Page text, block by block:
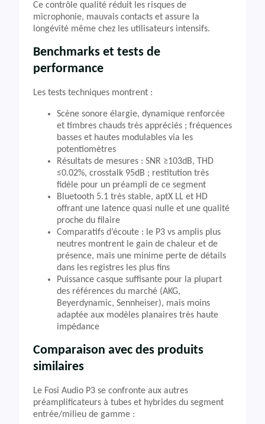
Ce contrôle qualité réduit les risques de
microphonie, mauvais contacts et assure la
longévité même chez les utilisateurs intensifs.
Benchmarks et tests de
performance
Les tests techniques montrent :
Scène sonore élargie, dynamique renforcée
et timbres chauds très appréciés ; fréquences
basses et hautes modulables via les
potentiomètres
Résultats de mesures : SNR ≥103dB, THD
≤0.02%, crosstalk 95dB ; restitution très
fidèle pour un préampli de ce segment
Bluetooth 5.1 très stable, aptX LL et HD
offrant une latence quasi nulle et une qualité
proche du filaire
Comparatifs d’écoute : le P3 vs amplis plus
neutres montrent le gain de chaleur et de
présence, mais une minime perte de détails
dans les registres les plus fins
Puissance casque suffisante pour la plupart
des références du marché (AKG,
Beyerdynamic, Sennheiser), mais moins
adaptée aux modèles planaires très haute
impédance
Comparaison avec des produits
similaires
Le Fosi Audio P3 se confronte aux autres
préamplificateurs à tubes et hybrides du segment
entrée/milieu de gamme :